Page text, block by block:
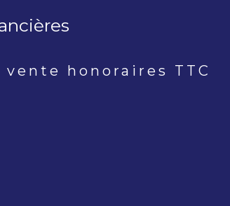
Valeurs
vente honoraires TTC